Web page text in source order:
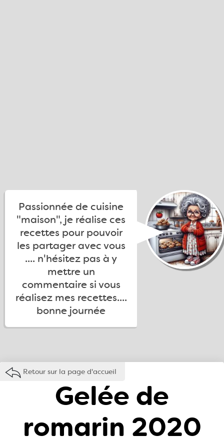
Passionnée de cuisine
"maison", je réalise ces
recettes pour pouvoir
les partager avec vous
.... n'hésitez pas à y
mettre un
commentaire si vous
réalisez mes recettes....
bonne journée
Retour sur la page d'accueil
Gelée de
romarin 2020